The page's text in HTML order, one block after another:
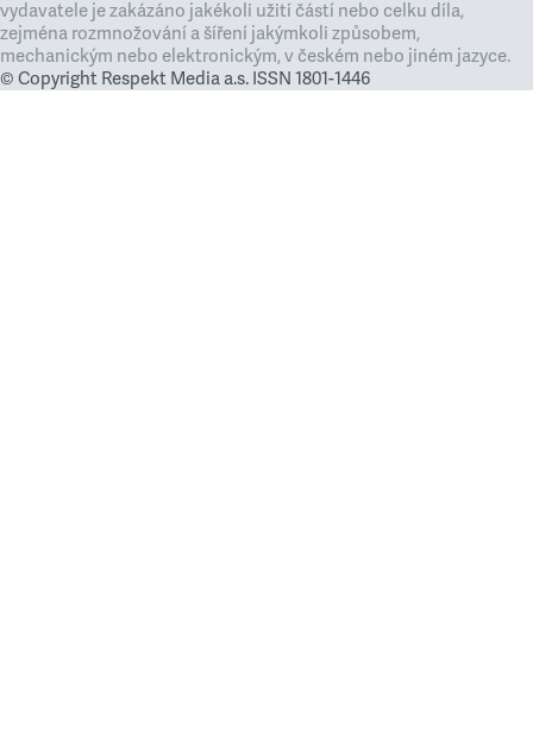
vydavatele je zakázáno jakékoli užití částí nebo celku díla,
zejména rozmnožování a šíření jakýmkoli způsobem,
mechanickým nebo elektronickým, v českém nebo jiném jazyce.
© Copyright Respekt Media a.s. ISSN 1801-1446